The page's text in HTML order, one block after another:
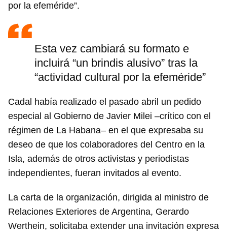
por la efeméride”.
Esta vez cambiará su formato e
incluirá “un brindis alusivo” tras la
“actividad cultural por la efeméride”
Cadal había realizado el pasado abril un pedido
especial al Gobierno de Javier Milei –crítico con el
régimen de La Habana– en el que expresaba su
deseo de que los colaboradores del Centro en la
Isla, además de otros activistas y periodistas
independientes, fueran invitados al evento.
La carta de la organización, dirigida al ministro de
Relaciones Exteriores de Argentina, Gerardo
Werthein, solicitaba extender una invitación expresa